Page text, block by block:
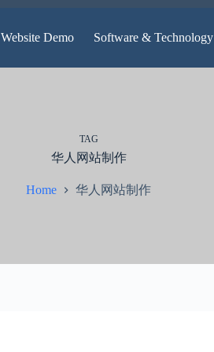
Website Demo Software & Technology
TAG
华人网站制作
Home 华人网站制作